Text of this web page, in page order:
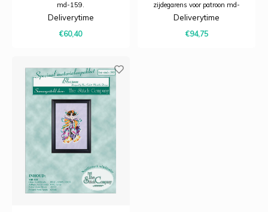
md-159.
Deliverytime
€60,40
zijdegarens voor patroon md-
186.
Deliverytime
€94,75